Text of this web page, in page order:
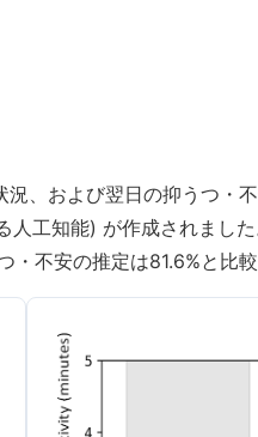
、および翌日の抑うつ・
工知能) が作成されまし
不安の推定は81.6%と比